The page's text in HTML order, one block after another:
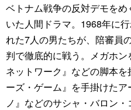
ベトナム戦争の反対デモを
いた人間ドラマ。1968年に
れた7人の男たちが、陪審員
判で徹底的に戦う。メガホ
ネットワーク』などの脚本
ーズ・ゲーム』を手掛けた
ノ』などのサシャ・バロン